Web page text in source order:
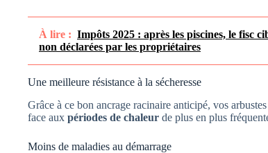
À lire : Impôts 2025 : après les piscines, le fisc
non déclarées par les propriétaires
Une meilleure résistance à la sécheresse
Grâce à ce bon ancrage racinaire anticipé, vos
face aux périodes de chaleur de plus en plus
Moins de maladies au démarrage